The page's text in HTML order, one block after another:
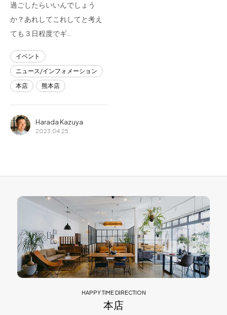
熊本店
Arv
過ごしたらいいんでしょう
か？あれしてこれしてと考え
ても３日程度でギ…
イベント
ニュース/インフォメーション
本店
熊本店
Harada Kazuya
2023.04.25
HAPPY TIME DIRECTION
本店